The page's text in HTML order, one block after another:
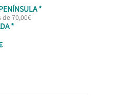
*
de 70,00€
*